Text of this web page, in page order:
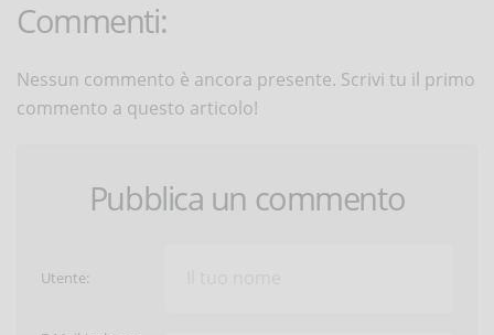
Commenti:
Nessun commento è ancora presente. Scrivi tu il primo
commento a questo articolo!
Pubblica un commento
Utente: